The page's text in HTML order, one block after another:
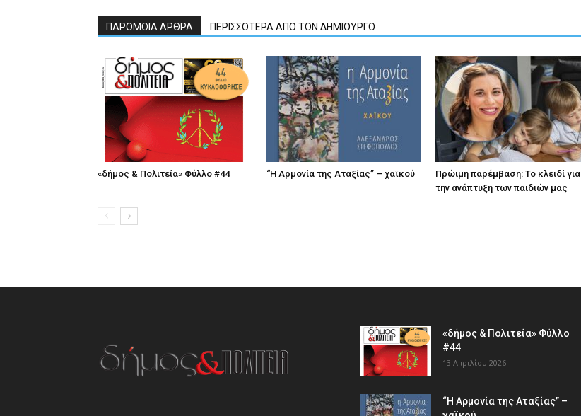
ΠΑΡΟΜΟΙΑ ΑΡΘΡΑ ΠΕΡΙΣΣΟΤΕΡΑ ΑΠΟ ΤΟΝ ΔΗΜΙΟΥΡΓΟ
«δήμος & Πολιτεία» Φύλλο #44 “Η Αρμονία της Αταξίας” – χαϊκού
Πρώιμη παρέμβαση: Το κλειδί για
την ανάπτυξη των παιδιών µας
«δήμος & Πολιτεία» Φύλλο
#44
13 Απριλίου 2026
“Η Αρμονία της Αταξίας” –